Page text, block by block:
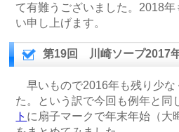
て有難うございました。2018
い申し上げます。
第19回 川崎ソープ2017
早いもので2016年も残り少な
た。という訳で今回も例年と同
ト に扇子マークで年末年始（大